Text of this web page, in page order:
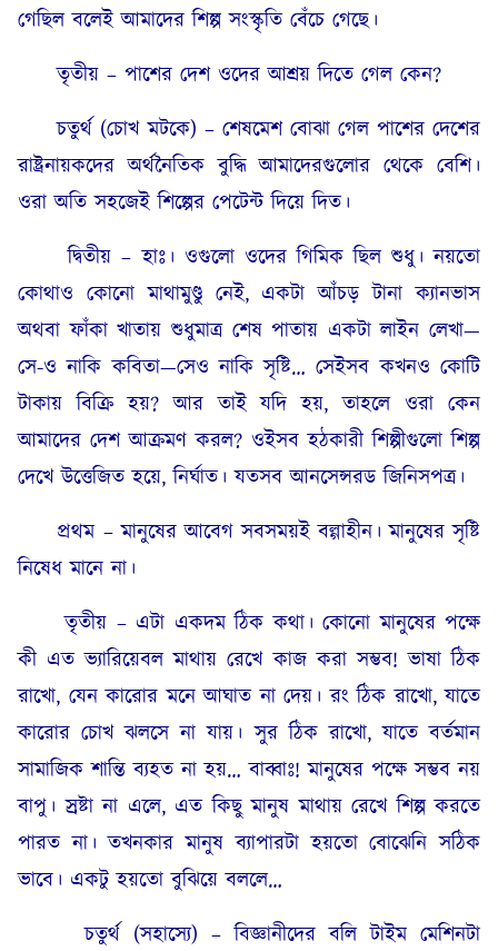
গেছিল বলেই আমাদের শিল্প সংস্কৃতি বেঁচে গেছে।
তৃতীয় – পাশের দেশ ওদের আশ্রয় দিতে গেল কেন?
চতুর্থ (চোখ মটকে) – শেষমেশ বোঝা গেল পাশের দেশের
রাষ্ট্রনায়কদের অর্থনৈতিক বুদ্ধি আমাদেরগুলোর থেকে বেশি।
ওরা অতি সহজেই শিল্পের পেটেন্ট দিয়ে দিত।
দ্বিতীয় – হাঃ। ওগুলো ওদের গিমিক ছিল শুধু। নয়তো
কোথাও কোনো মাথামুণ্ডু নেই, একটা আঁচড় টানা ক্যানভাস
অথবা ফাঁকা খাতায় শুধুমাত্র শেষ পাতায় একটা লাইন লেখা—
সে-ও নাকি কবিতা—সেও নাকি সৃষ্টি… সেইসব কখনও কোটি
টাকায় বিক্রি হয়? আর তাই যদি হয়, তাহলে ওরা কেন
আমাদের দেশ আক্রমণ করল? ওইসব হঠকারী শিল্পীগুলো শিল্প
দেখে উত্তেজিত হয়ে, নির্ঘাত। যতসব আনসেন্সরড জিনিসপত্র।
প্রথম – মানুষের আবেগ সবসময়ই বল্গাহীন। মানুষের সৃষ্টি
নিষেধ মানে না।
তৃতীয় – এটা একদম ঠিক কথা। কোনো মানুষের পক্ষে
কী এত ভ্যারিয়েবল মাথায় রেখে কাজ করা সম্ভব! ভাষা ঠিক
রাখো, যেন কারোর মনে আঘাত না দেয়। রং ঠিক রাখো, যাতে
কারোর চোখ ঝলসে না যায়। সুর ঠিক রাখো, যাতে বর্তমান
সামাজিক শান্তি ব্যহত না হয়… বাব্বাঃ! মানুষের পক্ষে সম্ভব নয়
বাপু। স্রষ্টা না এলে, এত কিছু মানুষ মাথায় রেখে শিল্প করতে
পারত না। তখনকার মানুষ ব্যাপারটা হয়তো বোঝেনি সঠিক
ভাবে। একটু হয়তো বুঝিয়ে বললে…
চতুর্থ (সহাস্যে) – বিজ্ঞানীদের বলি টাইম মেশিনটা